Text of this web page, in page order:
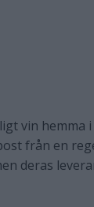
vin hemma
från en
deras